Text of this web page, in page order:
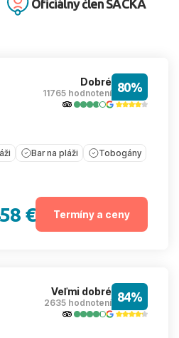
Oficiálny člen SACKA
Dobré
11765 hodnotení 80%
Bar na pláži Tobogány
€ Termíny a ceny
Veľmi dobré
2635 hodnotení 84%